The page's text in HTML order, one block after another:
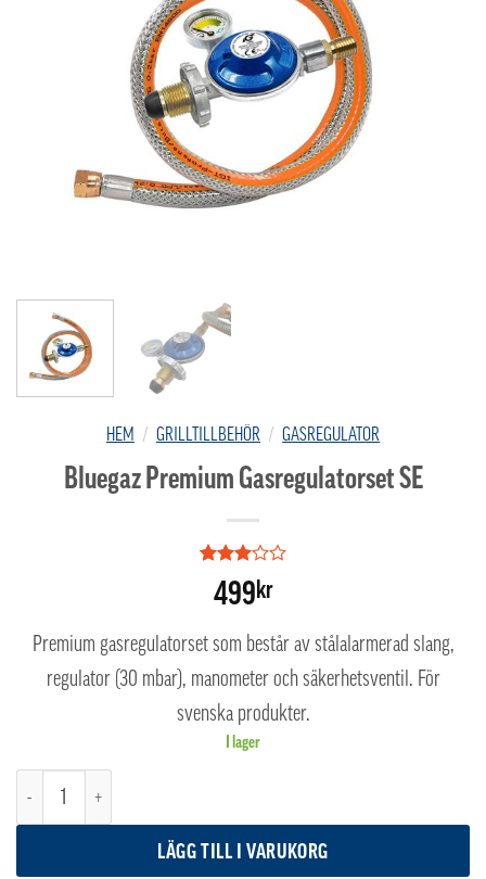
HEM / GRILLTILLBEHÖR / GASREGULATOR
Bluegaz Premium Gasregulatorset SE
Betygsatt
av 5
kundrecension
499kr
Premium gasregulatorset som består av stålalarmerad slang,
regulator (30 mbar), manometer och säkerhetsventil. För
svenska produkter.
I lager
Bluegaz Premium Gasregulatorset SE mängd
LÄGG TILL I VARUKORG